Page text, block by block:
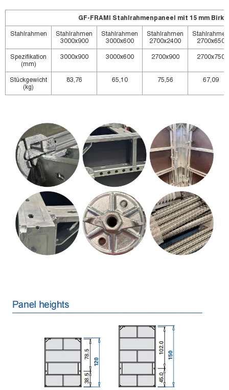
GF-FRAMl Stahlrahmenpaneel mit 15 mm
Stahlrahmen
Stahlrahmen
3000x900
Stahlrahmen
3000x600
Stahlrahmen
2700x2400
Stahlrahmen
2700x650
Spezifikation
(mm)
3000x900 3000x600 2700x900 2700x750
Stückgewicht
(kg)
83,76 65,10 75,56 67,09